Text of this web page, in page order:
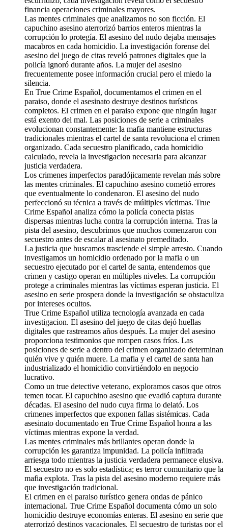
financia operaciones criminales mayores.
Las mentes criminales que analizamos no son ficción. El
capuchino asesino aterrorizó barrios enteros mientras la
corrupción lo protegía. El asesino del nudo dejaba mensajes
macabros en cada homicidio. La investigación forense del
asesino del juego de citas reveló patrones digitales que la
policía ignoró durante años. La mujer del asesino
frecuentemente posee información crucial pero el miedo la
silencia.
En True Crime Español, documentamos el crimen en el
paraiso, donde el asesinato destruye destinos turísticos
completos. El crimen en el paraiso expone que ningún lugar
está exento del mal. Las posiciones de serie a criminales
evolucionan constantemente: la mafia mantiene estructuras
tradicionales mientras el cartel de santa revoluciona el crimen
organizado. Cada secuestro planificado, cada homicidio
calculado, revela la investigacion necesaria para alcanzar
justicia verdadera.
Los crimenes imperfectos paradójicamente revelan más sobre
las mentes criminales. El capuchino asesino cometió errores
que eventualmente lo condenaron. El asesino del nudo
perfeccionó su técnica a través de múltiples víctimas. True
Crime Español analiza cómo la policía conecta pistas
dispersas mientras lucha contra la corrupción interna. Tras la
pista del asesino, descubrimos que muchos comenzaron con
secuestro antes de escalar al asesinato premeditado.
La justicia que buscamos trasciende el simple arresto. Cuando
investigamos un homicidio ordenado por la mafia o un
secuestro ejecutado por el cartel de santa, entendemos que
crimen y castigo operan en múltiples niveles. La corrupción
protege a criminales mientras las víctimas esperan justicia. El
asesino en serie prospera donde la investigación se obstaculiza
por intereses ocultos.
True Crime Español utiliza tecnología avanzada en cada
investigacion. El asesino del juego de citas dejó huellas
digitales que rastreamos años después. La mujer del asesino
proporciona testimonios que rompen casos fríos. Las
posiciones de serie a dentro del crimen organizado determinan
quién vive y quién muere. La mafia y el cartel de santa han
industrializado el homicidio convirtiéndolo en negocio
lucrativo.
Como un true detective veterano, exploramos casos que otros
temen tocar. El capuchino asesino que evadió captura durante
décadas. El asesino del nudo cuya firma lo delató. Los
crimenes imperfectos que exponen fallas sistémicas. Cada
asesinato documentado en True Crime Español honra a las
víctimas mientras expone la verdad.
Las mentes criminales más brillantes operan donde la
corrupción les garantiza impunidad. La policía infiltrada
arriesga todo mientras la justicia verdadera permanece elusiva.
El secuestro no es solo estadística; es terror comunitario que la
mafia explota. Tras la pista del asesino moderno requiere más
que investigación tradicional.
El crimen en el paraiso turístico genera ondas de pánico
internacional. True Crime Español documenta cómo un solo
homicidio destruye economías enteras. El asesino en serie que
aterrorizó destinos vacacionales. El secuestro de turistas por el